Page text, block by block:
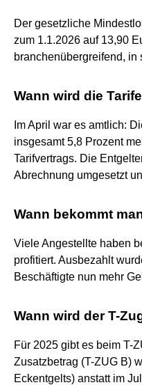
Der gesetzliche
zum 1.1.2026 auf 13,90
branchenübergreifend,
Wann wird die
Im April war es amtlich:
insgesamt 5,8 Prozent
Tarifvertrags. Die
Abrechnung umgesetzt
Wann bekommt
Viele Angestellte haben
profitiert. Ausbezahlt
Beschäftigte nun mehr
Wann wird der T-
Für 2025 gibt es beim T-
Zusatzbetrag (T-ZUG B)
Eckentgelts) anstatt im